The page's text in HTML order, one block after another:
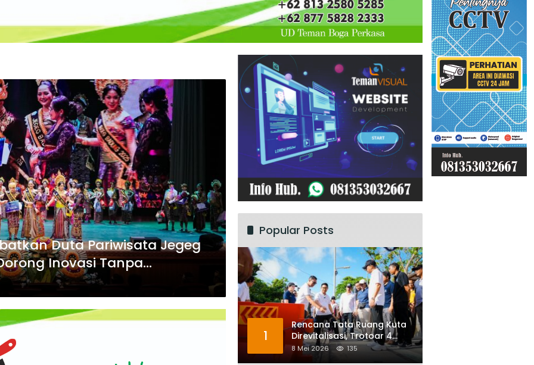
Duta Pariwisata Jegeg
Inovasi Tanpa
Popular Posts
1
Rencana Tata Ruang Kuta
Direvitalisasi, Trotoar 4
Meter dan Integrasi
Transportasi Listrik
8 Mei 2026 135